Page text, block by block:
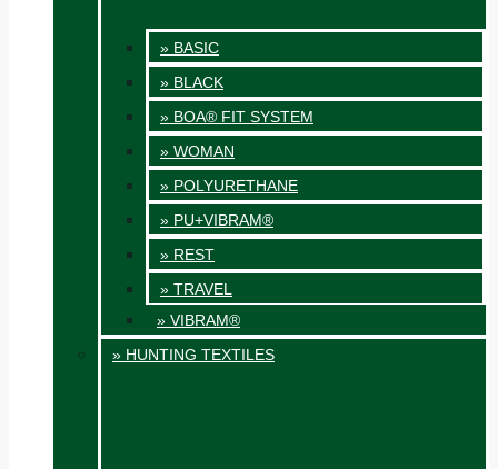
» BASIC
» BLACK
» BOA® FIT SYSTEM
» WOMAN
» POLYURETHANE
» PU+VIBRAM®
» REST
» TRAVEL
» VIBRAM®
» HUNTING TEXTILES